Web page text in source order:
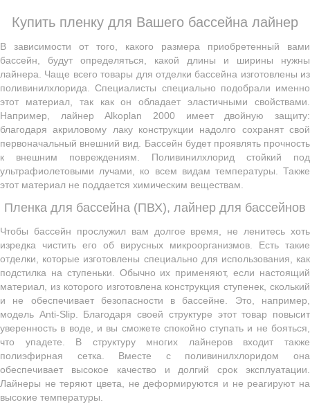
Купить пленку для Вашего бассейна лайнер
В зависимости от того, какого размера приобретенный вами
бассейн, будут определяться, какой длины и ширины нужны
лайнера. Чаще всего товары для отделки бассейна изготовлены из
поливинилхлорида. Специалисты специально подобрали именно
этот материал, так как он обладает эластичными свойствами.
Например, лайнер Alkoplan 2000 имеет двойную защиту:
благодаря акриловому лаку конструкции надолго сохранят свой
первоначальный внешний вид. Бассейн будет проявлять прочность
к внешним повреждениям. Поливинилхлорид стойкий под
ультрафиолетовыми лучами, ко всем видам температуры. Также
этот материал не поддается химическим веществам.
Пленка для бассейна (ПВХ), лайнер для бассейнов
Чтобы бассейн прослужил вам долгое время, не ленитесь хоть
изредка чистить его об вирусных микроорганизмов. Есть такие
отделки, которые изготовлены специально для использования, как
подстилка на ступеньки. Обычно их применяют, если настоящий
материал, из которого изготовлена конструкция ступенек, сколький
и не обеспечивает безопасности в бассейне. Это, например,
модель Anti-Slip. Благодаря своей структуре этот товар повысит
уверенность в воде, и вы сможете спокойно ступать и не бояться,
что упадете. В структуру многих лайнеров входит также
полиэфирная сетка. Вместе с поливинилхлоридом она
обеспечивает высокое качество и долгий срок эксплуатации.
Лайнеры не теряют цвета, не деформируются и не реагируют на
высокие температуры.